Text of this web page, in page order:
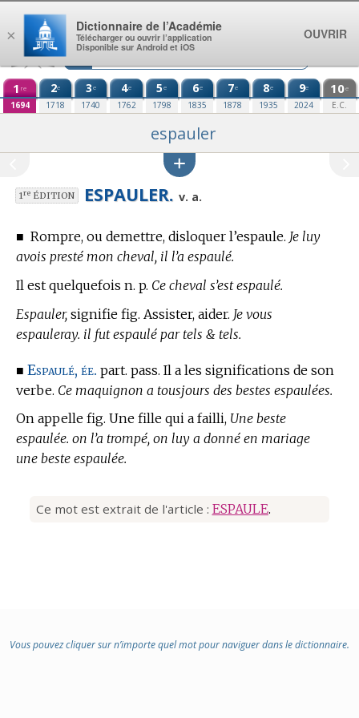
Aller au contenu
1 re
1694
2e
1718
3e
1740
4e
1762
5e
1798
6e
1835
7e
1878
8e
1935
9e
2024
10e
E.C.
espauler
1reÉDITION ESPAULER. v. a.
■ Rompre, ou demettre, disloquer l’espaule. Je luy
avois presté mon cheval, il l’a espaulé.
Il est quelquefois n. p. Ce cheval s’est espaulé.
Espauler, signifie fig. Assister, aider. Je vous
espauleray. il fut espaulé par tels & tels.
■ Espaulé, ée. part. pass. Il a les significations de son
verbe. Ce maquignon a tousjours des bestes espaulées.
On appelle fig. Une fille qui a failli, Une beste
espaulée. on l’a trompé, on luy a donné en mariage
une beste espaulée.
Ce mot est extrait de l'article : ESPAULE.
Vous pouvez cliquer sur n’importe quel mot pour naviguer dans le dictionnaire.
×
Dictionnaire de l’Académie
Télécharger ou ouvrir l’application
Disponible sur Android et iOS
OUVRIR